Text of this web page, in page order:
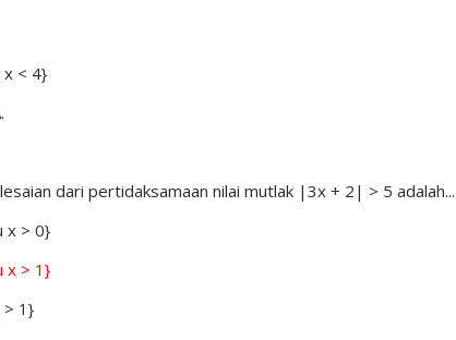
x < 4}
dari pertidaksamaan nilai mutlak |3x + 2| > 5 adalah...
x > 0}
x > 1}
1}